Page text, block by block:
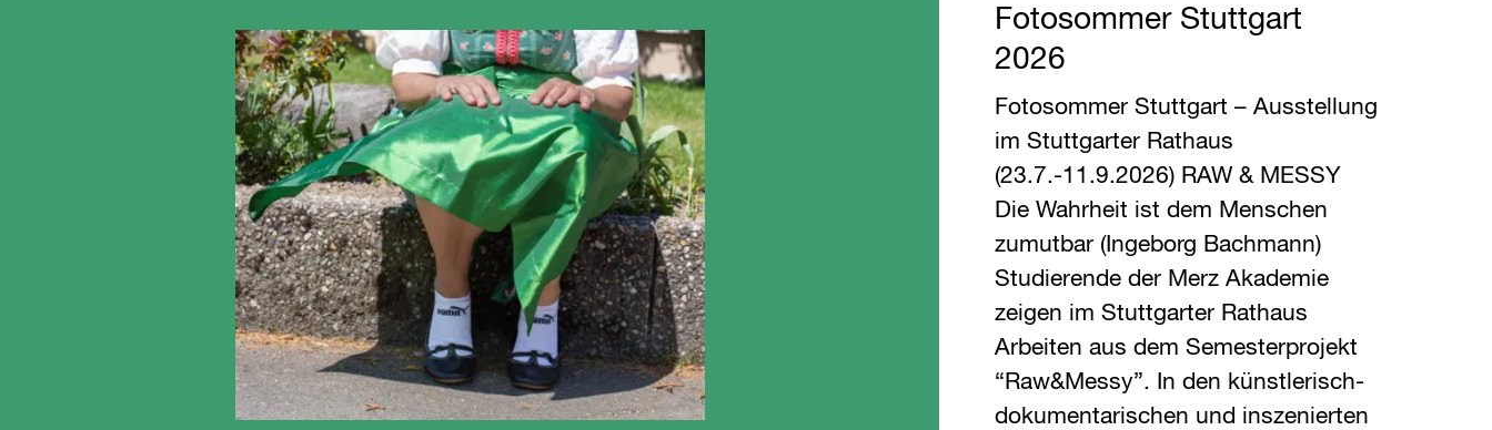
Fotosommer Stuttgart
2026
Fotosommer Stuttgart – Ausstellung
im Stuttgarter Rathaus
(23.7.-11.9.2026) RAW & MESSY
Die Wahrheit ist dem Menschen
zumutbar (Ingeborg Bachmann)
Studierende der Merz Akademie
zeigen im Stuttgarter Rathaus
Arbeiten aus dem Semesterprojekt
“Raw&Messy”. In den künstlerisch-
dokumentarischen und inszenierten